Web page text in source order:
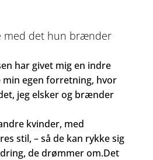
med det hun brænder
har givet mig en indre
egen forretning, hvor
jeg elsker og brænder
kvinder, med
stil, – så de kan rykke sig
de drømmer om.Det